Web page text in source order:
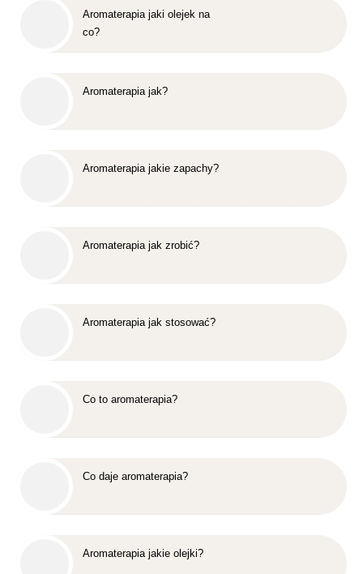
Aromaterapia jaki olejek na
co?
Aromaterapia jak?
Aromaterapia jakie zapachy?
Aromaterapia jak zrobić?
Aromaterapia jak stosować?
Co to aromaterapia?
Co daje aromaterapia?
Aromaterapia jakie olejki?